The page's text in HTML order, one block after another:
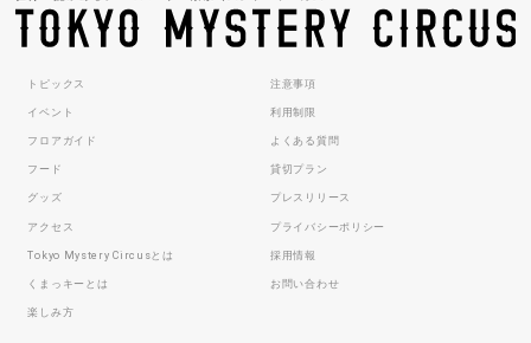
トピックス
イベント
フロアガイド
フード
グッズ
アクセス
Tokyo Mystery Circusとは
くまっキーとは
楽しみ方
注意事項
利用制限
よくある質問
貸切プラン
プレスリリース
プライバシーポリシー
採用情報
お問い合わせ